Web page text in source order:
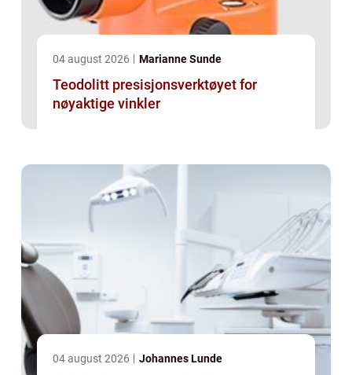
04 august 2026 Marianne Sunde
Teodolitt presisjonsverktøyet for
nøyaktige vinkler
04 august 2026 Johannes Lunde